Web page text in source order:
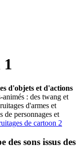
1
d'objets et d'actions
animés : des twang et
d'armes et
de personnages et
de cartoon 2
sons issus des